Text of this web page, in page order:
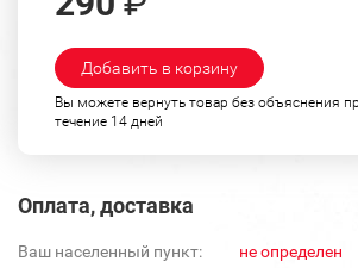
Добавить в корзину
Вы можете вернуть товар без объяснения
течение 14 дней
Оплата, доставка
Ваш населенный пункт: не определен